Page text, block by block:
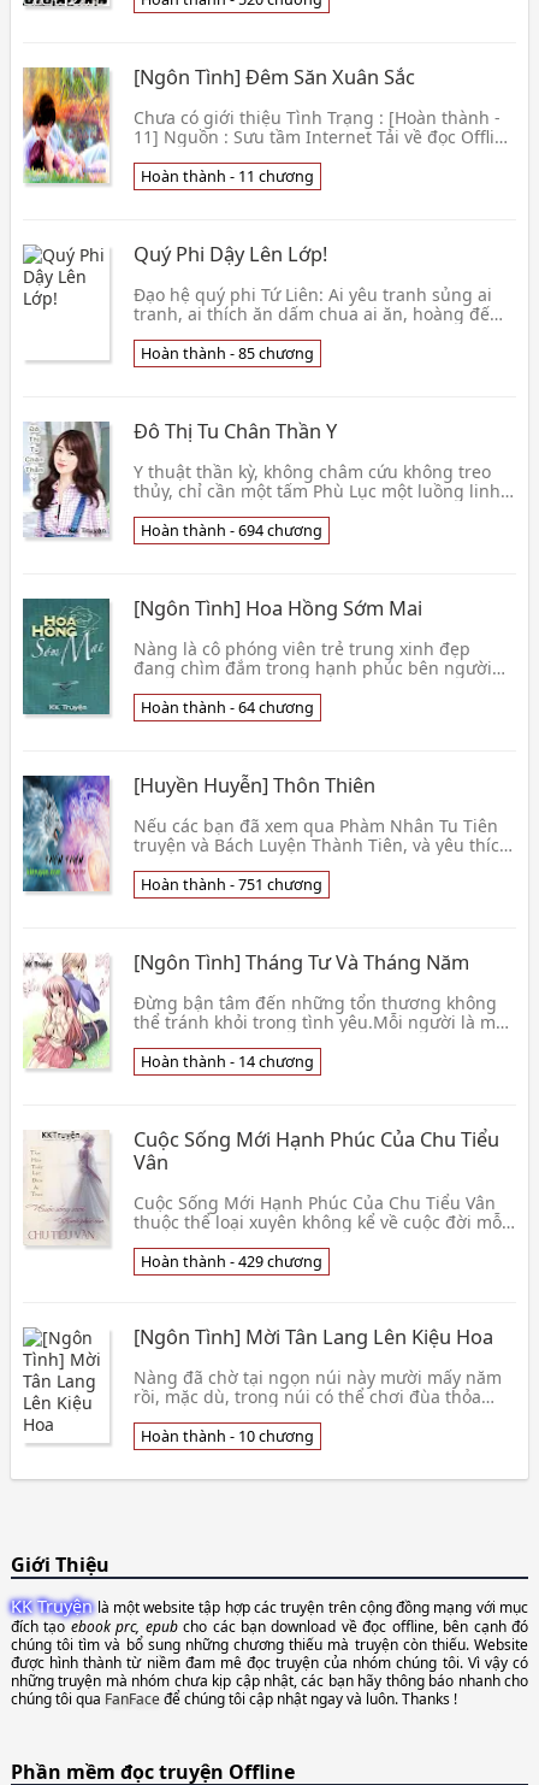
vợ. Chúng MM: Nhưng la
[Ngôn Tình] Đêm Săn Xuân Sắc
Chưa có giới thiệu Tình Trạng : [Hoàn thành -
11] Nguồn : Sưu tầm Internet Tải về đọc Offline
Hoàn thành - 11 chương
Quý Phi Dậy Lên Lớp!
Đạo hệ quý phi Tứ Liên: Ai yêu tranh sủng ai
tranh, ai thích ăn dấm chua ai ăn, hoàng đế
bản cung ăn điểm tâm. Quý phi có một bí mật,
chính mình buổi tối ngủ sau, hội xuyên việt
Hoàn thành - 85 chương
Đô Thị Tu Chân Thần Y
Y thuật thần kỳ, không châm cứu không treo
thủy, chỉ cần một tấm Phù Lục một luồng linh
y thủ già thiên . Gia tộc khí thiểu Lâm Thiên, vô
tình gặp được
Hoàn thành - 694 chương
[Ngôn Tình] Hoa Hồng Sớm Mai
Nàng là cô phóng viên trẻ trung xinh đẹp
đang chìm đắm trong hạnh phúc bên người
chết” luôn lừ lừ xuất hiện trong những tình
huống trớ trêu. Vốn là hai kiểu
Hoàn thành - 64 chương
[Huyền Huyễn] Thôn Thiên
Nếu các bạn đã xem qua Phàm Nhân Tu Tiên
truyện và Bách Luyện Thành Tiên, và yêu thích
qua tác phẩm hay không kém: Thôn Thiên, một
người cô nhi vượt lên tất cả những khó khăn,
thách... Tình Trạng : [Hoàn thành - 751] Nguồn
: Sưu tầm Internet Tải về đọc Offline Xem thêm
»
Hoàn thành - 751 chương
[Ngôn Tình] Tháng Tư Và Tháng Năm
Đừng bận tâm đến những tổn thương không
thể tránh khỏi trong tình yêu.Mỗi người là một
tôi.Đã từng rung động mấy lần?Sẽ nhận ra tình
yêu chứ?“.…Ban đầu, cô nghĩ
Hoàn thành - 14 chương
Cuộc Sống Mới Hạnh Phúc Của Chu Tiểu
Vân
Cuộc Sống Mới Hạnh Phúc Của Chu Tiểu Vân
thuộc thể loại xuyên không kể về cuộc đời mỗi
cách nào bù đắp nổi? Bỏ học sớm, yêu sớm, kết
hôn, sinh con sớm, khó
Hoàn thành - 429 chương
[Ngôn Tình] Mời Tân Lang Lên Kiệu Hoa
Nàng đã chờ tại ngọn núi này mười mấy năm
rồi, mặc dù, trong núi có thể chơi đùa thỏa
chán lắm rồi, nàng muốn ra ngoài du ngoạn
một lần. Nàng nhớ... Thật là nhớ... Muốn xông
ra xem một chút phồn hoa ở bên ngoài, nhưng
Hoàn thành - 10 chương
Giới Thiệu
KK Truyệnlà một website tập hợp các truyện trên cộng đồng mạng với mục
đích tạoebook prc, epubcho các bạn download về đọc offline, bên cạnh đó
chúng tôi tìm và bổ sung những chương thiếu mà truyện còn thiếu. Website
được hình thành từ niềm đam mê đọc truyện của nhóm chúng tôi. Vì vậy có
những truyện mà nhóm chưa kịp cập nhật, các bạn hãy thông báo nhanh cho
chúng tôi qua FanFaceđể chúng tôi cập nhật ngay và luôn. Thanks !
Phần mềm đọc truyện Offline